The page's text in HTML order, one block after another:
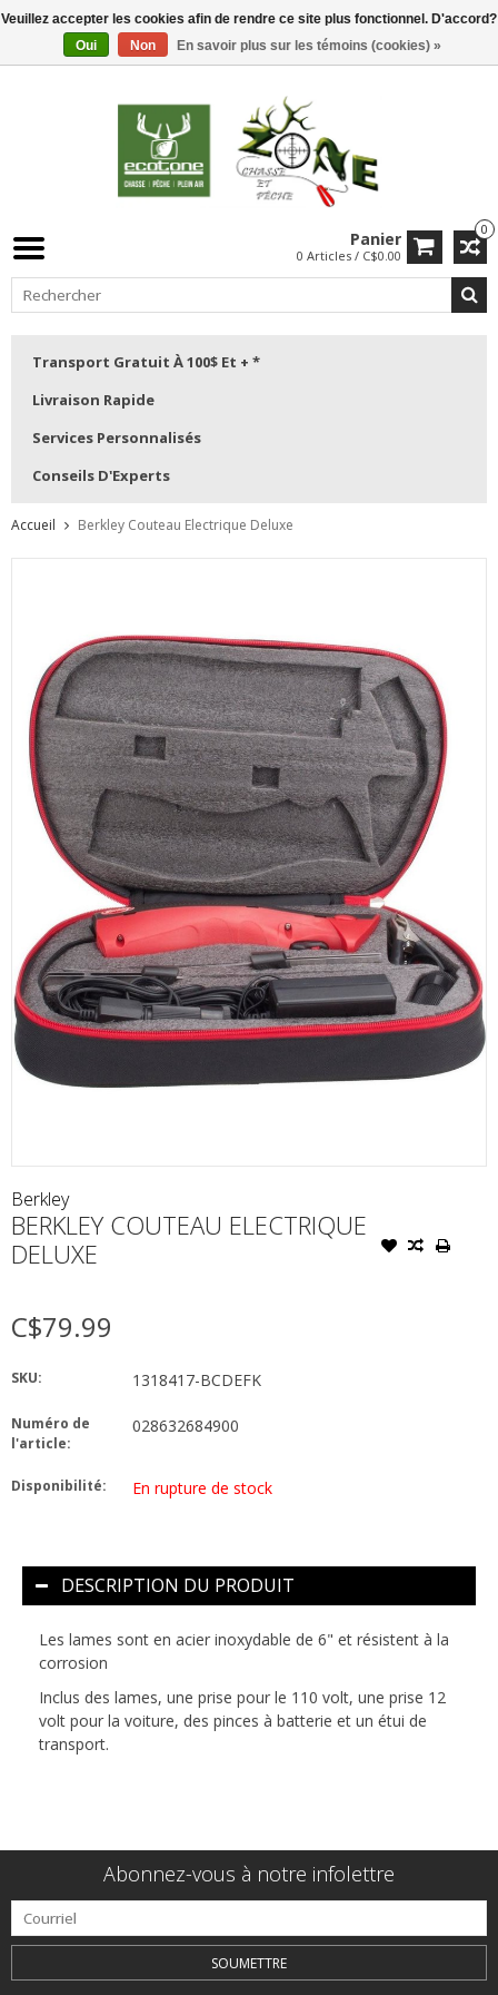
0
Panier
0 Articles / C$0.00
Transport Gratuit À 100$ Et + *
Livraison Rapide
Services Personnalisés
Conseils D'Experts
Accueil Berkley Couteau Electrique Deluxe
Berkley
BERKLEY COUTEAU ELECTRIQUE
DELUXE
C$79.99
SKU: 1318417-BCDEFK
Numéro de
l'article:
028632684900
Disponibilité: En rupture de stock
DESCRIPTION DU PRODUIT
Les lames sont en acier inoxydable de 6" et résistent à la
corrosion
Inclus des lames, une prise pour le 110 volt, une prise 12
volt pour la voiture, des pinces à batterie et un étui de
transport.
Abonnez-vous à notre infolettre
SOUMETTRE
Veuillez accepter les cookies afin de rendre ce site plus fonctionnel. D'accord?
Oui
Non En savoir plus sur les témoins (cookies) »